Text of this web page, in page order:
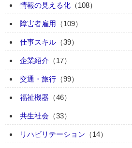
情報の見える化 （108）
障害者雇用 （109）
仕事スキル （39）
企業紹介 （17）
交通・旅行 （99）
福祉機器 （46）
共生社会 （33）
リハビリテーション （14）